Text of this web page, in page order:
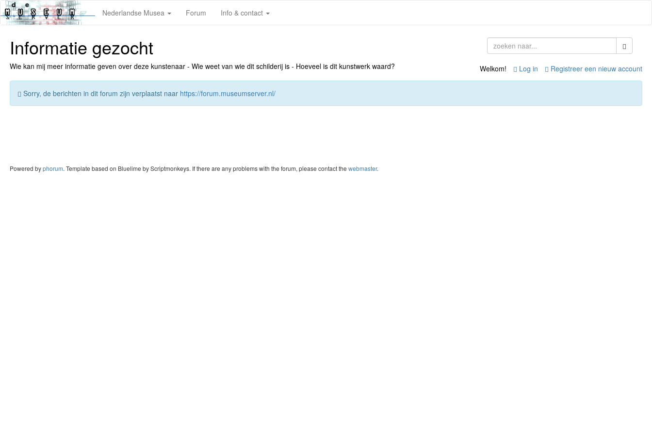
Nederlandse Musea Forum Info & contact
Welkom! Log in Registreer een nieuw account
Informatie gezocht
Wie kan mij meer informatie geven over deze kunstenaar - Wie weet van wie dit schilderij is - Hoeveel is dit kunstwerk waard?
Sorry, de berichten in dit forum zijn verplaatst naar https://forum.museumserver.nl/
Powered byphorum. Template based on Bluelime by Scriptmonkeys. If there are any problems with the forum, please contact the webmaster.